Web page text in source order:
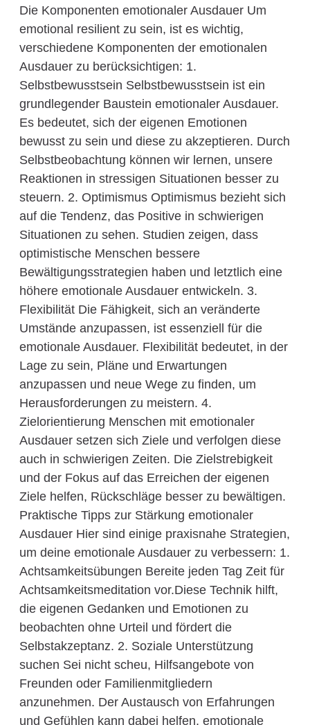
Die Komponenten emotionaler Ausdauer Um
emotional resilient zu sein, ist es wichtig,
verschiedene Komponenten der emotionalen
Ausdauer zu berücksichtigen: 1.
Selbstbewusstsein Selbstbewusstsein ist ein
grundlegender Baustein emotionaler Ausdauer.
Es bedeutet, sich der eigenen Emotionen
bewusst zu sein und diese zu akzeptieren. Durch
Selbstbeobachtung können wir lernen, unsere
Reaktionen in stressigen Situationen besser zu
steuern. 2. Optimismus Optimismus bezieht sich
auf die Tendenz, das Positive in schwierigen
Situationen zu sehen. Studien zeigen, dass
optimistische Menschen bessere
Bewältigungsstrategien haben und letztlich eine
höhere emotionale Ausdauer entwickeln. 3.
Flexibilität Die Fähigkeit, sich an veränderte
Umstände anzupassen, ist essenziell für die
emotionale Ausdauer. Flexibilität bedeutet, in der
Lage zu sein, Pläne und Erwartungen
anzupassen und neue Wege zu finden, um
Herausforderungen zu meistern. 4.
Zielorientierung Menschen mit emotionaler
Ausdauer setzen sich Ziele und verfolgen diese
auch in schwierigen Zeiten. Die Zielstrebigkeit
und der Fokus auf das Erreichen der eigenen
Ziele helfen, Rückschläge besser zu bewältigen.
Praktische Tipps zur Stärkung emotionaler
Ausdauer Hier sind einige praxisnahe Strategien,
um deine emotionale Ausdauer zu verbessern: 1.
Achtsamkeitsübungen Bereite jeden Tag Zeit für
Achtsamkeitsmeditation vor.Diese Technik hilft,
die eigenen Gedanken und Emotionen zu
beobachten ohne Urteil und fördert die
Selbstakzeptanz. 2. Soziale Unterstützung
suchen Sei nicht scheu, Hilfsangebote von
Freunden oder Familienmitgliedern
anzunehmen. Der Austausch von Erfahrungen
und Gefühlen kann dabei helfen, emotionale